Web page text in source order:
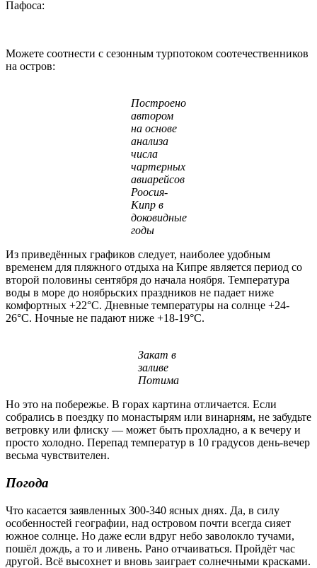
Пафоса:
Можете соотнести с сезонным турпотоком соотечественников
на остров:
Построено
автором
на основе
анализа
числа
чартерных
авиарейсов
Роосия-
Кипр в
доковидные
годы
Из приведённых графиков следует, наиболее удобным
временем для пляжного отдыха на Кипре является период со
второй половины сентября до начала ноября. Температура
воды в море до ноябрьских праздников не падает ниже
комфортных +22°С. Дневные температуры на солнце +24-
26°С. Ночные не падают ниже +18-19°С.
Закат в
заливе
Потима
Но это на побережье. В горах картина отличается. Если
собрались в поездку по монастырям или винарням, не забудьте
ветровку или флиску — может быть прохладно, а к вечеру и
просто холодно. Перепад температур в 10 градусов день-вечер
весьма чувствителен.
Погода
Что касается заявленных 300-340 ясных днях. Да, в силу
особенностей географии, над островом почти всегда сияет
южное солнце. Но даже если вдруг небо заволокло тучами,
пошёл дождь, а то и ливень. Рано отчаиваться. Пройдёт час
другой. Всё высохнет и вновь заиграет солнечными красками.